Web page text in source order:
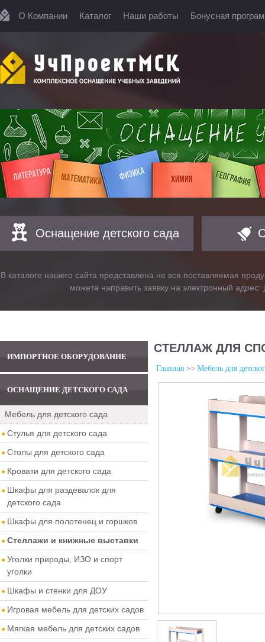
О Компании Каталог Наши работы Бонусная
Оснащение детского сада
В каталоге нашего сайта представлена не вся поставляемая
можете направить заявку на электронный адрес:
ИМПОРТНОЕ ОБОРУДОВАНИЕ
ОСНАЩЕНИЕ ДЕТСКОГО САДА
Мебель для детского сада
Стулья для детского сада
Столы для детского сада
Кровати для детского сада
Шкафы для раздевалок для
детского сада
Шкафы для полотенец и горшков
Стеллажи и книжные выставки
Уголки природы, ИЗО и спорт
уголки
Шкафы и стенки для ДОУ
Игровая мебель для детских садов
Мягкая мебель для детских садов
СТЕЛЛАЖ ДЛЯ
Главная Мебель для